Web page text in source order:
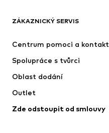
Nové
Bundy
Spodní prádlo
Kabáty
Plavky
ZÁKAZNICKÝ SERVIS
Centrum pomoci a kontakt
Spolupráce s tvůrci
Oblast dodání
Outlet
Zde odstoupit od smlouvy